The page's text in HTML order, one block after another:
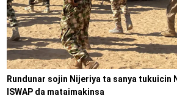
Rundunar sojin Nijeriya ta sanya tukuicin
ISWAP da mataimakinsa